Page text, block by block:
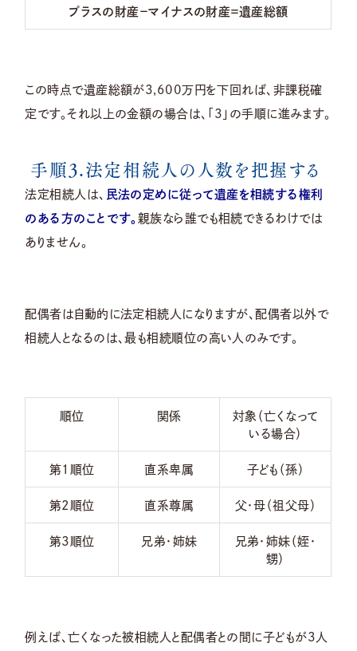
プラスの財産－マイナスの財産＝遺産総額
この時点で遺産総額が3,600万円を下回れば、非課税確
定です。それ以上の金額の場合は、「3」の手順に進みます。
手順3.法定相続人の人数を把握する
法定相続人は、 民法の定めに従って遺産を相続する権利
のある方のことです。 親族なら誰でも相続できるわけでは
ありません。
配偶者は自動的に法定相続人になりますが、配偶者以外で
相続人となるのは、最も相続順位の高い人のみです。
順位 関係
対象（亡くなって
いる場合）
第1順位 直系卑属 子ども（孫）
第2順位 直系尊属 父・母（祖父母）
第3順位 兄弟・姉妹
兄弟・姉妹（姪・
甥）
例えば、亡くなった被相続人と配偶者との間に子どもが3人